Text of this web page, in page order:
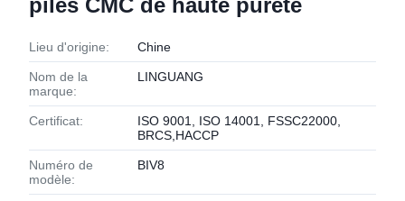
piles CMC de haute pureté
Lieu d'origine: Chine
Nom de la
marque:
LINGUANG
Certificat:
ISO 9001, ISO 14001, FSSC22000,
BRCS,HACCP
Numéro de
modèle:
BIV8